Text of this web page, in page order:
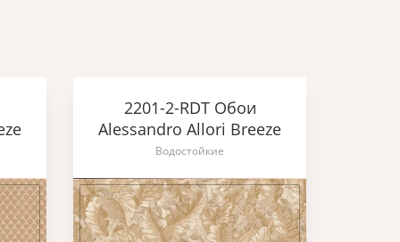
2201-2-RDT Обои
Alessandro Allori Breeze
Водостойкие